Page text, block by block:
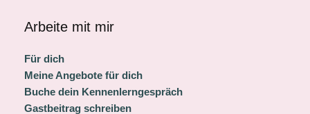
Arbeite mit mir
Für dich
Meine Angebote für dich
Buche dein Kennenlerngespräch
Gastbeitrag schreiben